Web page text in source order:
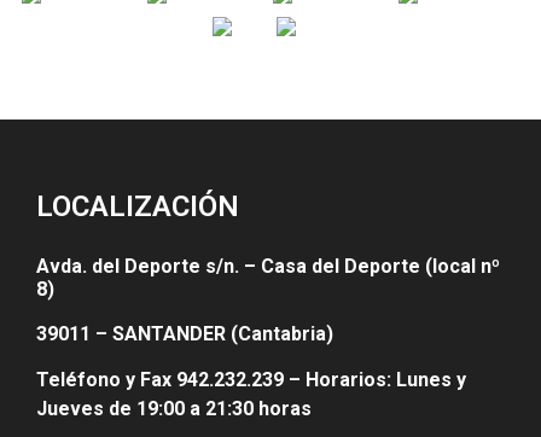
LOCALIZACIÓN
Avda. del Deporte s/n. – Casa del Deporte (local nº
8)
39011 – SANTANDER (Cantabria)
Teléfono y Fax 942.232.239 – Horarios: Lunes y
Jueves de 19:00 a 21:30 horas